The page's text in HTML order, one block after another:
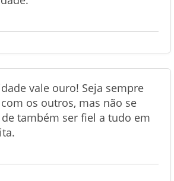
vale ouro! Seja sempre
os outros, mas não se
de também ser fiel a tudo em